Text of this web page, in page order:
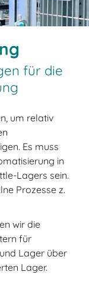
für die
um relativ
Es muss
in
Lagers sein.
Prozesse z.
wir die
für
Lager über
Lager.